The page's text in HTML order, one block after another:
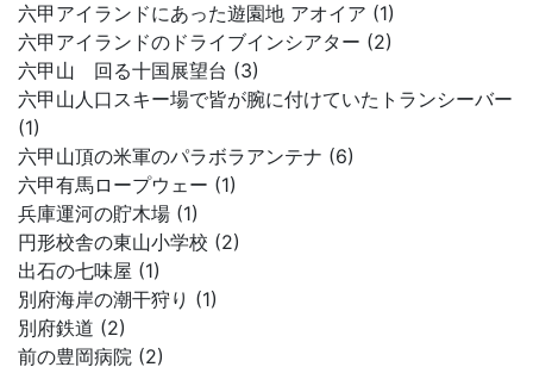
六甲アイランドにあった遊園地 アオイア (1)
六甲アイランドのドライブインシアター (2)
六甲山 回る十国展望台 (3)
六甲山人口スキー場で皆が腕に付けていたトランシーバー
(1)
六甲山頂の米軍のパラボラアンテナ (6)
六甲有馬ロープウェー (1)
兵庫運河の貯木場 (1)
円形校舎の東山小学校 (2)
出石の七味屋 (1)
別府海岸の潮干狩り (1)
別府鉄道 (2)
前の豊岡病院 (2)